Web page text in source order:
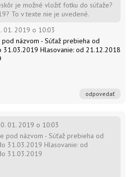
je možné vložiť fotku do súťaže?
To v texte nie je uvedené.
01. 2019 o 10:03
názvom - Súťaž prebieha od
31.03.2019 Hlasovanie: od 21.12.2018
odpovedať
01. 2019 o 10:03
pod názvom - Súťaž prebieha od
31.03.2019 Hlasovanie: od
31.03.2019